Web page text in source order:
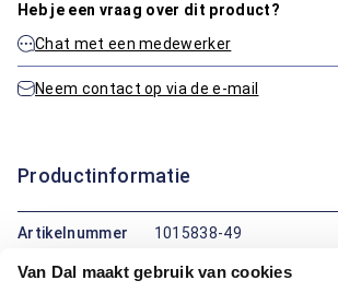
Van Dal maakt gebruik van cookies
Heb je een vraag over dit product?
Chat met een medewerker
Neem contact op via de e-mail
Productinformatie
Artikelnummer
1015838-49
Materiaal:
97% Katoen / 3% Elastaan